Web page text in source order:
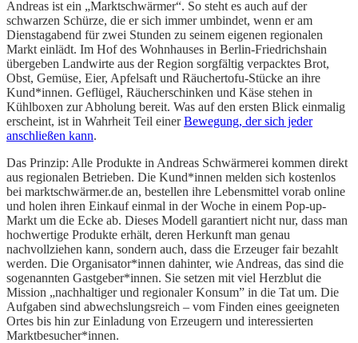
Andreas ist ein „Marktschwärmer“. So steht es auch auf der
schwarzen Schürze, die er sich immer umbindet, wenn er am
Dienstagabend für zwei Stunden zu seinem eigenen regionalen
Markt einlädt. Im Hof des Wohnhauses in Berlin-Friedrichshain
übergeben Landwirte aus der Region sorgfältig verpacktes Brot,
Obst, Gemüse, Eier, Apfelsaft und Räuchertofu-Stücke an ihre
Kund*innen. Geflügel, Räucherschinken und Käse stehen in
Kühlboxen zur Abholung bereit. Was auf den ersten Blick einmalig
erscheint, ist in Wahrheit Teil einerBewegung, der sich jeder
anschließen kann.
Das Prinzip: Alle Produkte in Andreas Schwärmerei kommen direkt
aus regionalen Betrieben. Die Kund*innen melden sich kostenlos
bei marktschwärmer.de an, bestellen ihre Lebensmittel vorab online
und holen ihren Einkauf einmal in der Woche in einem Pop-up-
Markt um die Ecke ab. Dieses Modell garantiert nicht nur, dass man
hochwertige Produkte erhält, deren Herkunft man genau
nachvollziehen kann, sondern auch, dass die Erzeuger fair bezahlt
werden. Die Organisator*innen dahinter, wie Andreas, das sind die
sogenannten Gastgeber*innen. Sie setzen mit viel Herzblut die
Mission „nachhaltiger und regionaler Konsum” in die Tat um. Die
Aufgaben sind abwechslungsreich – vom Finden eines geeigneten
Ortes bis hin zur Einladung von Erzeugern und interessierten
Marktbesucher*innen.